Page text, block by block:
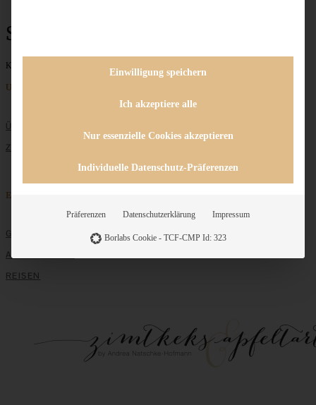
Streuseltarte
Keine Beiträge gefunden
Unternehmen
ÜBER MICH
ZUSAMMENARBEIT
Entdecken
GRUNDLAGEN
ALLE REZEPTE
REISEN
Einwilligung speichern
Ich akzeptiere alle
Nur essenzielle Cookies akzeptieren
Individuelle Datenschutz-Präferenzen
Präferenzen Datenschutzerklärung Impressum
Borlabs Cookie - TCF-CMP Id: 323